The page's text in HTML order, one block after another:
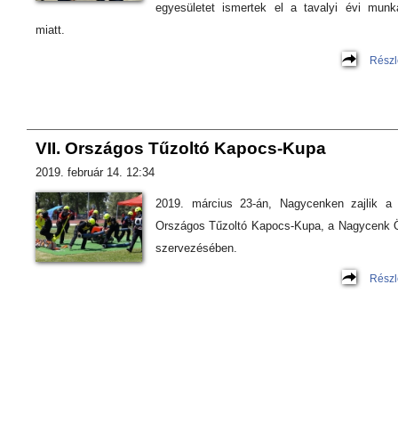
egyesületet ismertek el a tavalyi évi
miatt.
VII. Országos Tűzoltó Kapocs-Kupa
2019. február 14. 12:34
2019. március 23-án, Nagycenken zajlik a
Országos Tűzoltó Kapocs-Kupa, a Nagycenk
szervezésében.